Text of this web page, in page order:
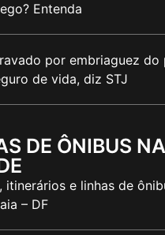
Entenda
por embriaguez do
de vida, diz STJ
DE ÔNIBUS
itinerários e linhas de
– DF